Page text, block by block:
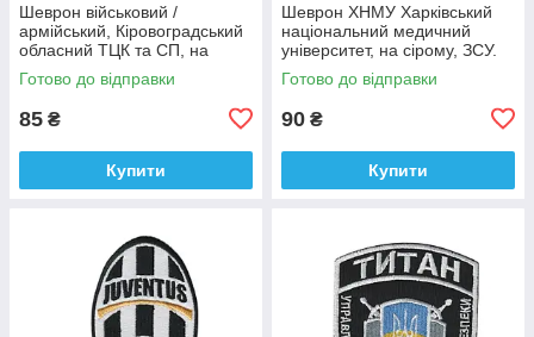
Шеврон військовий /
армійський, Кіровоградський
обласний ТЦК та СП, на
оливці ЗСУ.7 см * 8 см
Готово до відправки
85 ₴
Купити
Шеврон ХНМУ Харківський
національний медичний
університет, на сірому, ЗСУ.
діаметр 8,5 см
Готово до відправки
90 ₴
Купити